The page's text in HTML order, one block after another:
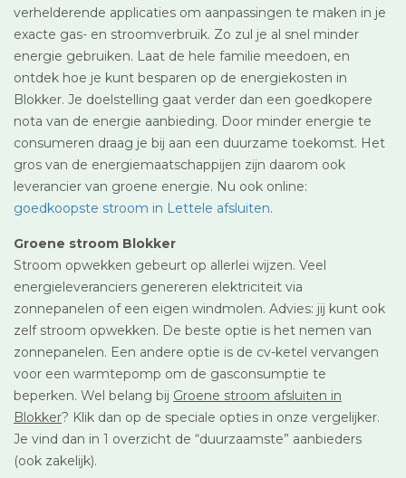
verhelderende applicaties om aanpassingen te maken in je
exacte gas- en stroomverbruik. Zo zul je al snel minder
energie gebruiken. Laat de hele familie meedoen, en
ontdek hoe je kunt besparen op de energiekosten in
Blokker. Je doelstelling gaat verder dan een goedkopere
nota van de energie aanbieding. Door minder energie te
consumeren draag je bij aan een duurzame toekomst. Het
gros van de energiemaatschappijen zijn daarom ook
leverancier van groene energie. Nu ook online:
goedkoopste stroom in Lettele afsluiten.
Groene stroom Blokker
Stroom opwekken gebeurt op allerlei wijzen. Veel
energieleveranciers genereren elektriciteit via
zonnepanelen of een eigen windmolen. Advies: jij kunt ook
zelf stroom opwekken. De beste optie is het nemen van
zonnepanelen. Een andere optie is de cv-ketel vervangen
voor een warmtepomp om de gasconsumptie te
beperken. Wel belang bij Groene stroom afsluiten in
Blokker? Klik dan op de speciale opties in onze vergelijker.
Je vind dan in 1 overzicht de “duurzaamste” aanbieders
(ook zakelijk).